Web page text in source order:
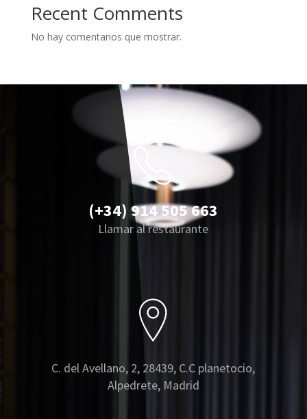
Recent Comments
No hay comentarios que mostrar.
(+34) 914 505 663
Llamar al restaurante
C. del Avellano, 2, 28439, C.C planetocio,
Alpedrete, Madrid